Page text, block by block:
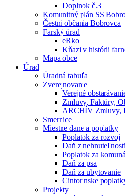
Doplnok č.3
Komunitný plán SS
Čestní občania Bobrovca
Farský úrad
eRko
Kňazi v histórii
Mapa obce
Úrad
Úradná tabuľa
Zverejnovanie
Verejné
Zmluvy, Faktúry,
ARCHÍV Zmluvy,
Smernice
Miestne dane a poplatky
Poplatok za rozvoj
Daň z nehnuteľností
Poplatok za
Daň za psa
Daň za ubytovanie
Cintorínske
Projekty